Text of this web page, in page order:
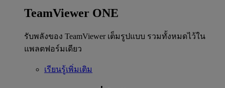
TeamViewer ONE
รับพลังของ TeamViewer เต็มรูปแบบ รวมทั้งหมดไว้ใน
แพลตฟอร์มเดียว
เรียนรู้เพิ่มเติม